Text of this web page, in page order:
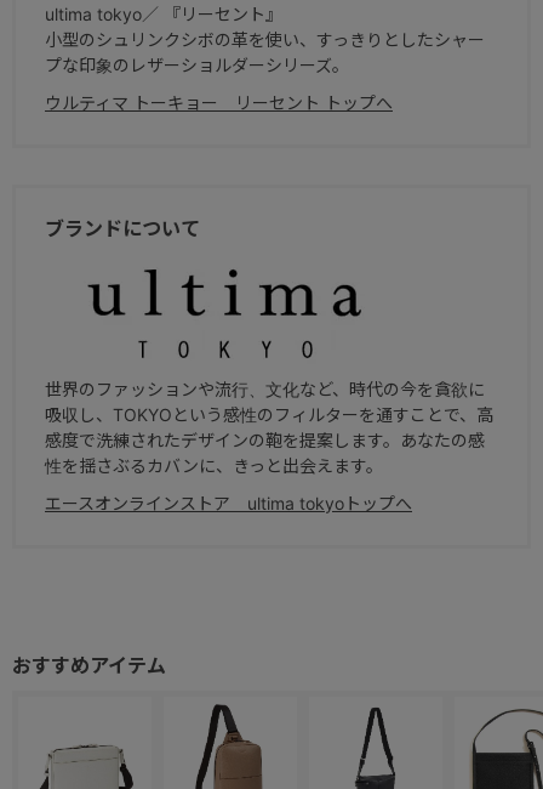
ultima tokyo／ 『リーセント』
小型のシュリンクシボの革を使い、すっきりとしたシャー
プな印象のレザーショルダーシリーズ。
ウルティマ トーキョー リーセント トップへ
ブランドについて
世界のファッションや流行、文化など、時代の今を貪欲に
吸収し、TOKYOという感性のフィルターを通すことで、高
感度で洗練されたデザインの鞄を提案します。あなたの感
性を揺さぶるカバンに、きっと出会えます。
エースオンラインストア ultima tokyoトップへ